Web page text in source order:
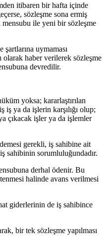
itibaren bir hafta içinde
sözleşme sona ermiş
mensubu ile yeni bir sözleşme
uymaması
olarak haber verilerek sözleşme
devredilir.
yoksa; kararlaştırılan
iş ya da işlerin karşılığı olup;
çıkacak işler ya da işlemler
gerekli, iş sahibine ait
sahibinin sorumluluğundadır.
derhal ödenir. Bu
halinde avans verilmesi
giderlerinin de iş sahibince
bir tek sözleşme yapılması